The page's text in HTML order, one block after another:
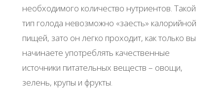
необходимого количество нутриентов. Такой
тип голода невозможно «заесть» калорийной
пищей, зато он легко проходит, как только вы
начинаете употреблять качественные
источники питательных веществ – овощи,
зелень, крупы и фрукты.